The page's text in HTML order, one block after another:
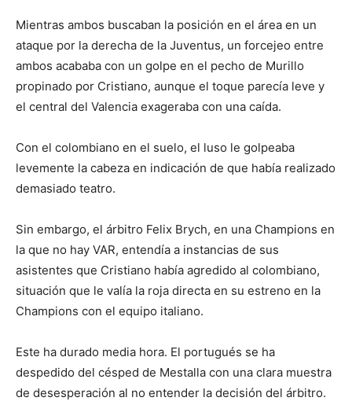
Mientras ambos buscaban la posición en el área en un
ataque por la derecha de la Juventus, un forcejeo entre
ambos acababa con un golpe en el pecho de Murillo
propinado por Cristiano, aunque el toque parecía leve y
el central del Valencia exageraba con una caída.
Con el colombiano en el suelo, el luso le golpeaba
levemente la cabeza en indicación de que había realizado
demasiado teatro.
Sin embargo, el árbitro Felix Brych, en una Champions en
la que no hay VAR, entendía a instancias de sus
asistentes que Cristiano había agredido al colombiano,
situación que le valía la roja directa en su estreno en la
Champions con el equipo italiano.
Este ha durado media hora. El portugués se ha
despedido del césped de Mestalla con una clara muestra
de desesperación al no entender la decisión del árbitro.